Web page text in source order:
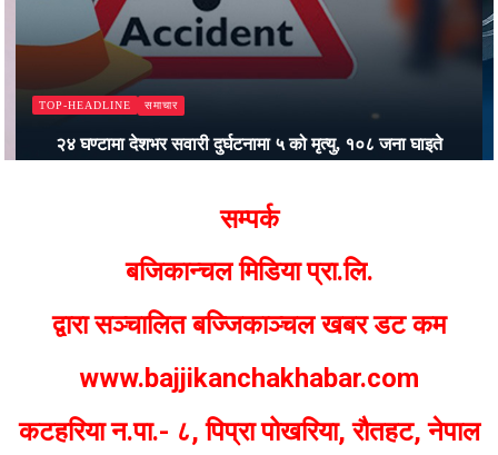
TOP-HEADLINE समाचार
२४ घण्टामा देशभर सवारी दुर्घटनामा ५ को मृत्यु, १०८ जना घाइते
सम्पर्क
बजिकान्चल मिडिया प्रा.लि.
द्वारा सञ्चालित बज्जिकाञ्चल खबर डट कम
www.bajjikanchakhabar.com
कटहरिया न.पा.- ८, पिप्रा पोखरिया, रौतहट, नेपाल